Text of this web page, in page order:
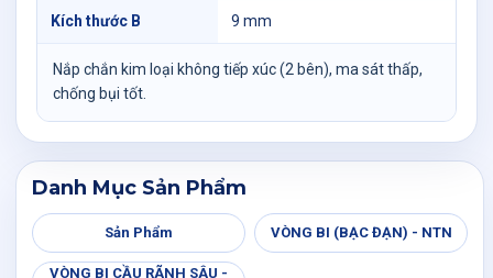
Kích thước B 9 mm
Nắp chắn kim loại không tiếp xúc (2 bên), ma sát thấp,
chống bụi tốt.
Danh Mục Sản Phẩm
Sản Phẩm VÒNG BI (BẠC ĐẠN) - NTN
VÒNG BI CẦU RÃNH SÂU -